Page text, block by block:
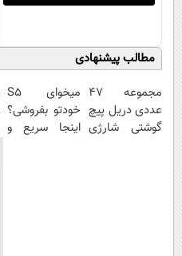
مطالب پیشنهادی
مجموعه 47
عددی دریل پیچ
گوشتی شارژی
میخوای S5
خودتو بفروشی؟
اینجا سریع و